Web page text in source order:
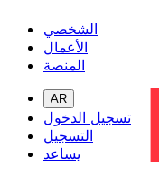
الشخصي
الأعمال
المنصة
AR
تسجيل الدخول
التسجيل
يساعد